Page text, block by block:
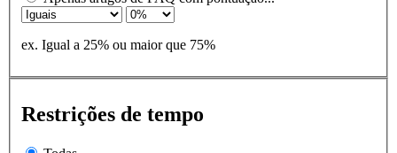
ex. Igual a 25% ou maior que 75%
Restrições de tempo